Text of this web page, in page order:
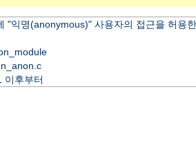
"익명(anonymous)" 사용자의 접근을 허용
이후부터